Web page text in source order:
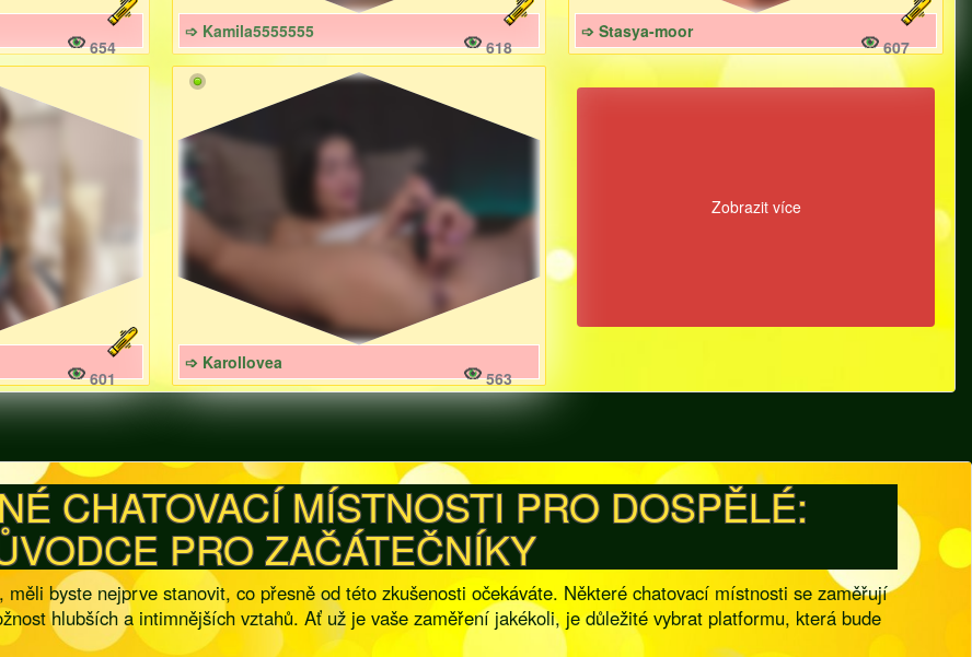
654
➩ Kamila5555555
618
➩ Stasya-moor
607
601
➩ Karollovea
563
Zobrazit více
CHATOVACÍ MÍSTNOSTI PRO DOSPĚLÉ:
PRO ZAČÁTEČNÍKY
byste nejprve stanovit, co přesně od této zkušenosti očekáváte. Některé chatovací místnosti se zaměřují
hlubších a intimnějších vztahů. Ať už je vaše zaměření jakékoli, je důležité vybrat platformu, která bude